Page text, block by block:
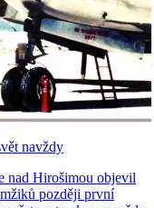
navždy
nad Hirošimou objevil
později první